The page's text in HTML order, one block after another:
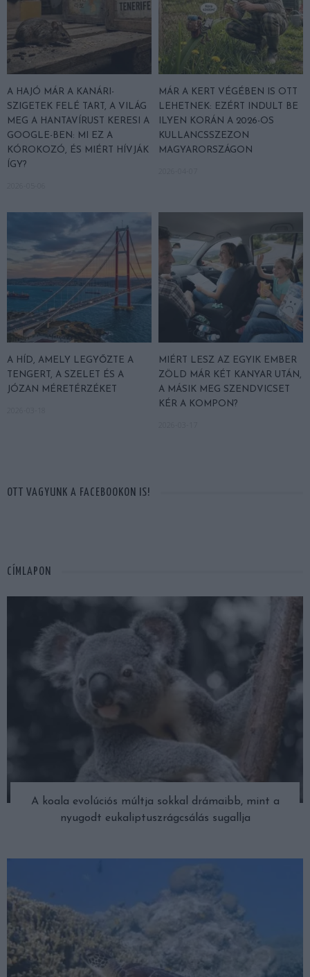
A HAJÓ MÁR A KANÁRI-
SZIGETEK FELÉ TART, A VILÁG
MEG A HANTAVÍRUST KERESI A
GOOGLE-BEN: MI EZ A
KÓROKOZÓ, ÉS MIÉRT HÍVJÁK
ÍGY?
MÁR A KERT VÉGÉBEN IS OTT
LEHETNEK: EZÉRT INDULT BE
ILYEN KORÁN A 2026-OS
KULLANCSSZEZON
MAGYARORSZÁGON
A HÍD, AMELY LEGYŐZTE A
TENGERT, A SZELET ÉS A
JÓZAN MÉRETÉRZÉKET
MIÉRT LESZ AZ EGYIK EMBER
ZÖLD MÁR KÉT KANYAR UTÁN,
A MÁSIK MEG SZENDVICSET
KÉR A KOMPON?
OTT VAGYUNK A FACEBOOKON IS!
CÍMLAPON
A koala evolúciós múltja sokkal drámaibb, mint a
nyugodt eukaliptuszrágcsálás sugallja